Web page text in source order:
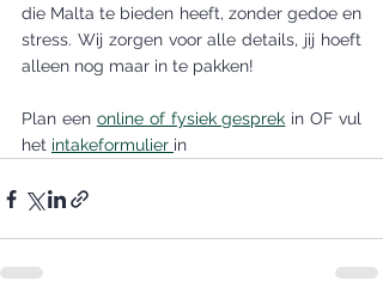
die Malta te bieden heeft, zonder gedoe en
stress. Wij zorgen voor alle details, jij hoeft
alleen nog maar in te pakken!
Plan een online of fysiek gesprek in OF vul
het intakeformulier in